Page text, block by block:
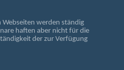
werden ständig
haften aber nicht für die
der zur Verfügung